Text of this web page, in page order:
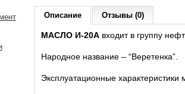
Описание Отзывы (0)
МАСЛО И-20А входит в группу
Народное название – “Веретенка”.
Эксплуатационные